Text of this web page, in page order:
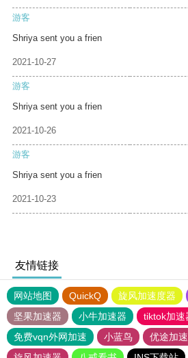
游客
Shriya sent you a frien
2021-10-27
游客
Shriya sent you a frien
2021-10-26
游客
Shriya sent you a frien
2021-10-23
友情链接
网站地图 QuickQ 旋风加速度器
坚果加速器
小牛加速器 tiktok加速
免费vqn外网加速
小蓝鸟 优途加